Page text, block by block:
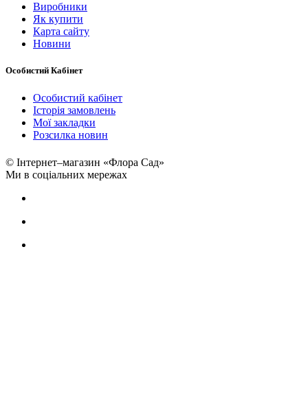
Виробники
Як купити
Карта сайту
Новини
Особистий Кабінет
Особистий кабінет
Історія замовлень
Мої закладки
Розсилка новин
© Інтернет–магазин «Флора Сад»
Ми в соціальних мережах